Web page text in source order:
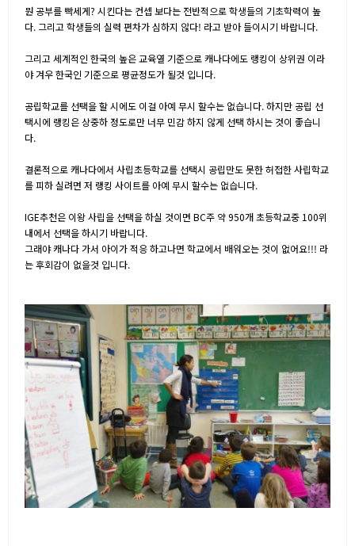
뭔 공부를 빡세게? 시킨다는 컨셉 보다는 전반적으로 학생들의 기초학력이 높
다. 그리고 학생들의 실력 편차가 심하지 않다! 라고 받아 들이시기 바랍니다.
그리고 세계적인 한국의 높은 교육열 기준으로 캐나다에도 랭킹이 상위권 이라
야 겨우 한국인 기준으로 평균정도가 될것 입니다.
공립학교를 선택을 할 시에도 이걸 아예 무시 할수는 없습니다. 하지만 공립 선
택시에 랭킹은 상중하 정도로만 너무 민감 하지 않게 선택 하시는 것이 좋습니
다.
결론적으로 캐나다에서 사립초등학교를 선택시 공립만도 못한 허접한 사립학교
를 피하 실려면 저 랭킹 사이트를 아예 무시 할수는 없습니다.
IGE추천은 이왕 사립을 선택을 하실 것이면 BC주 약 950개 초등학교중 100위
내에서 선택을 하시기 바랍니다.
그래야 캐나다 가서 아이가 적응 하고나면 학교에서 배워오는 것이 없어요!!! 라
는 후회감이 없을것 입니다.